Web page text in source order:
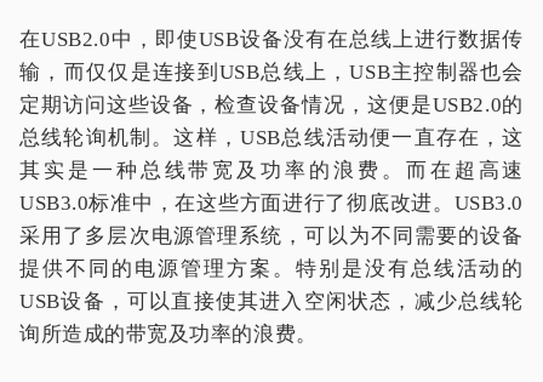
在USB2.0中，即使USB设备没有在总线上进行数据传
输，而仅仅是连接到USB总线上，USB主控制器也会
定期访问这些设备，检查设备情况，这便是USB2.0的
总线轮询机制。这样，USB总线活动便一直存在，这
其实是一种总线带宽及功率的浪费。而在超高速
USB3.0标准中，在这些方面进行了彻底改进。USB3.0
采用了多层次电源管理系统，可以为不同需要的设备
提供不同的电源管理方案。特别是没有总线活动的
USB设备，可以直接使其进入空闲状态，减少总线轮
询所造成的带宽及功率的浪费。